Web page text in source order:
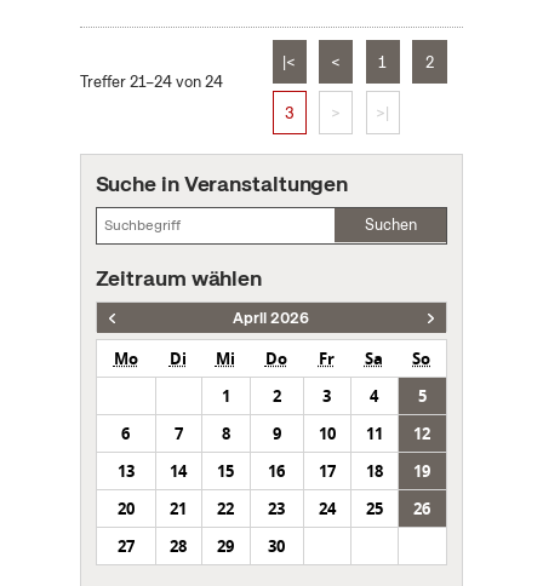
Treffer 21–24 von 24
|< < 1 2
3 > >|
Suche in Veranstaltungen
Suchen
Zeitraum wählen
April 2026
Mo Di Mi Do Fr Sa
So
1
2 3 4
5
6
7 8 9 10 11
12
13
14 15 16 17 18
19
20
21 22 23 24 25
26
27
28 29 30